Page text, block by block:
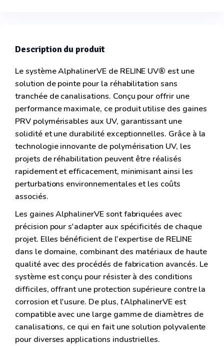
Description du produit
Le système AlphalinerVE de RELINE UV® est une
solution de pointe pour la réhabilitation sans
tranchée de canalisations. Conçu pour offrir une
performance maximale, ce produit utilise des gaines
PRV polymérisables aux UV, garantissant une
solidité et une durabilité exceptionnelles. Grâce à la
technologie innovante de polymérisation UV, les
projets de réhabilitation peuvent être réalisés
rapidement et efficacement, minimisant ainsi les
perturbations environnementales et les coûts
associés.
Les gaines AlphalinerVE sont fabriquées avec
précision pour s'adapter aux spécificités de chaque
projet. Elles bénéficient de l'expertise de RELINE
dans le domaine, combinant des matériaux de haute
qualité avec des procédés de fabrication avancés. Le
système est conçu pour résister à des conditions
difficiles, offrant une protection supérieure contre la
corrosion et l'usure. De plus, l'AlphalinerVE est
compatible avec une large gamme de diamètres de
canalisations, ce qui en fait une solution polyvalente
pour diverses applications industrielles.